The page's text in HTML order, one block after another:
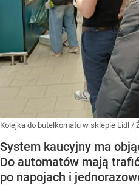
Kolejka do butelkomatu w sklepie Lidl /
System kaucyjny ma
Do automatów mają
po napojach i